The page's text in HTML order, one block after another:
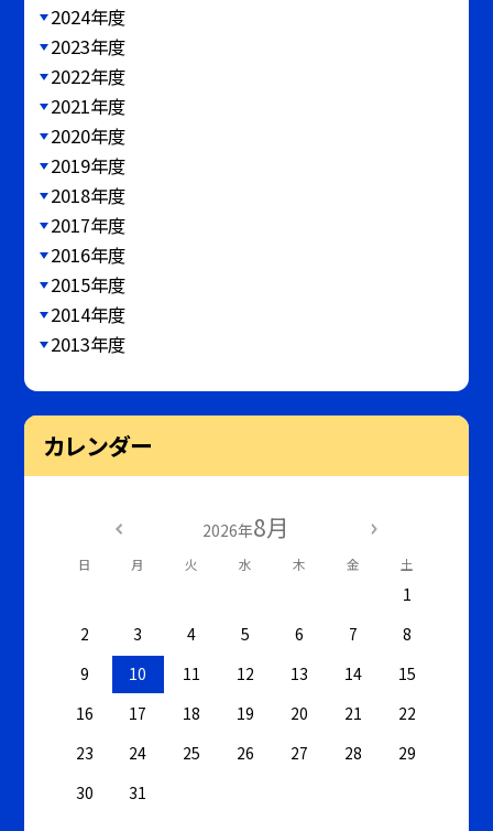
2024年度
2023年度
2022年度
2021年度
2020年度
2019年度
2018年度
2017年度
2016年度
2015年度
2014年度
2013年度
カレンダー
2026年8月
日 月 火 水 木 金 土
1
2
3 4 5 6 7
8
9
10 11 12 13 14
15
16
17 18 19 20 21
22
23
24 25 26 27 28
29
30
31